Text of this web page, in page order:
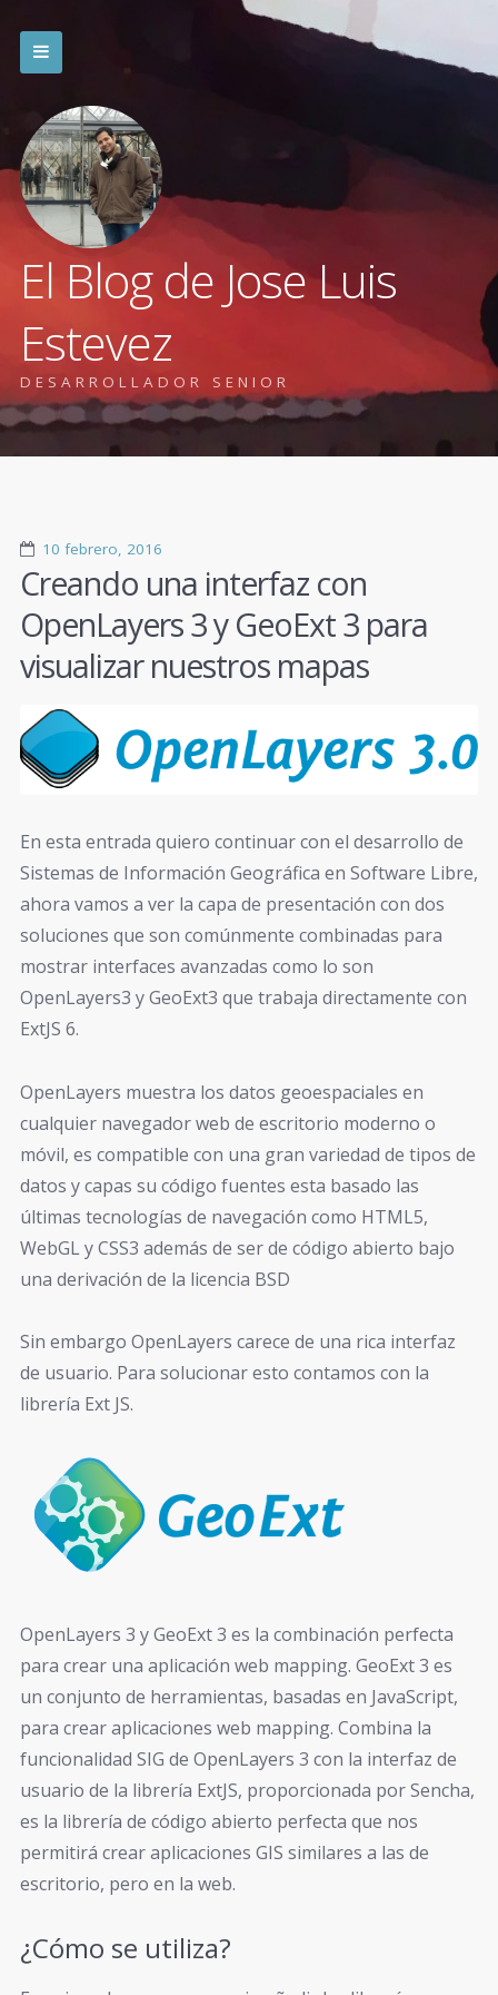
El Blog de Jose Luis
Estevez
DESARROLLADOR SENIOR
10 febrero, 2016
Creando una interfaz con
OpenLayers 3 y GeoExt 3 para
visualizar nuestros mapas
En esta entrada quiero continuar con el desarrollo de
Sistemas de Información Geográfica en Software Libre,
ahora vamos a ver la capa de presentación con dos
soluciones que son comúnmente combinadas para
mostrar interfaces avanzadas como lo son
OpenLayers3 y GeoExt3 que trabaja directamente con
ExtJS 6.
OpenLayers muestra los datos geoespaciales en
cualquier navegador web de escritorio moderno o
móvil, es compatible con una gran variedad de tipos de
datos y capas su código fuentes esta basado las
últimas tecnologías de navegación como HTML5,
WebGL y CSS3 además de ser de código abierto bajo
una derivación de la licencia BSD
Sin embargo OpenLayers carece de una rica interfaz
de usuario. Para solucionar esto contamos con la
librería Ext JS.
OpenLayers 3 y GeoExt 3 es la combinación perfecta
para crear una aplicación web mapping. GeoExt 3 es
un conjunto de herramientas, basadas en JavaScript,
para crear aplicaciones web mapping. Combina la
funcionalidad SIG de OpenLayers 3 con la interfaz de
usuario de la librería ExtJS, proporcionada por Sencha,
es la librería de código abierto perfecta que nos
permitirá crear aplicaciones GIS similares a las de
escritorio, pero en la web.
¿Cómo se utiliza?